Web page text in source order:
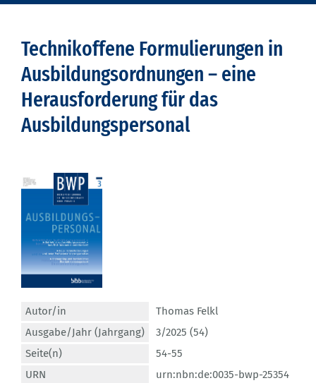
Technikoffene Formulierungen in
Ausbildungsordnungen – eine
Herausforderung für das
Ausbildungspersonal
Autor/in
Thomas Felkl
Ausgabe/Jahr (Jahrgang)
3/2025 (54)
Seite(n)
54-55
URN
urn:nbn:de:0035-bwp-25354